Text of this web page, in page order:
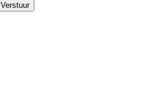
Verstuur